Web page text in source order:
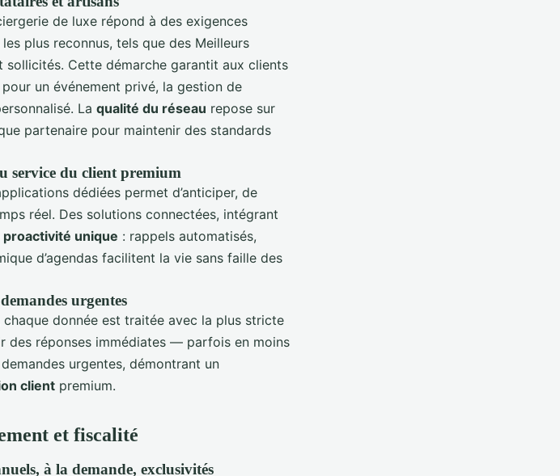
de luxe répond à des exigences
plus reconnus, tels que des Meilleurs
sollicités. Cette démarche garantit aux clients
un événement privé, la gestion de
La qualité du réseau repose sur
partenaire pour maintenir des standards
service du client premium
dédiées permet d’anticiper, de
réel. Des solutions connectées, intégrant
proactivité unique : rappels automatisés,
d’agendas facilitent la vie sans faille des
urgentes
donnée est traitée avec la plus stricte
des réponses immédiates — parfois en moins
urgentes, démontrant un
client premium.
et fiscalité
à la demande, exclusivités